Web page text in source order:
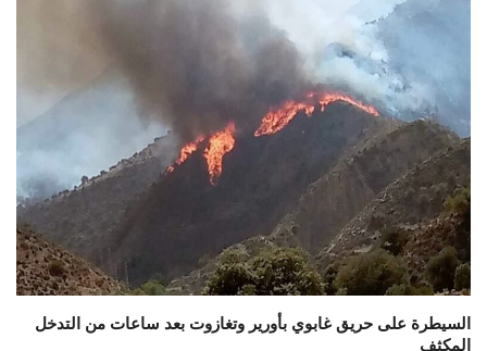
السيطرة على حريق غابوي بأورير وتغازوت بعد ساعات من التدخل
المكثف